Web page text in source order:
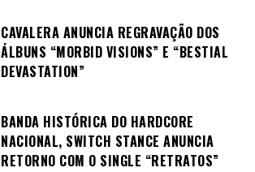
CAVALERA ANUNCIA REGRAVAÇÃO DOS
ÁLBUNS “MORBID VISIONS” E “BESTIAL
DEVASTATION”
BANDA HISTÓRICA DO HARDCORE
NACIONAL, SWITCH STANCE ANUNCIA
RETORNO COM O SINGLE “RETRATOS”